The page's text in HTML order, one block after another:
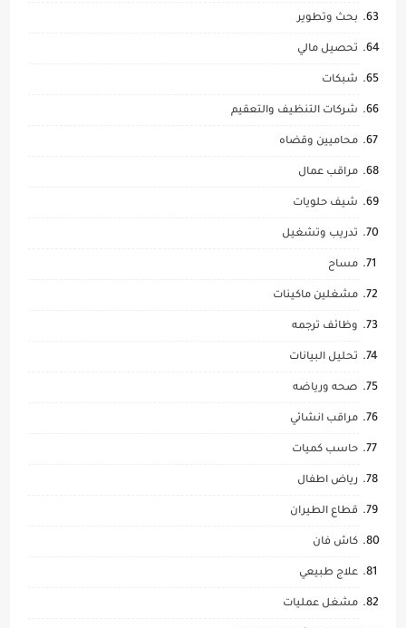
بحث وتطوير
تحصيل مالي
شبكات
شركات التنظيف والتعقيم
محاميين وقضاه
مراقب عمال
شيف حلويات
تدريب وتشغيل
مساح
مشغلين ماكينات
وظائف ترجمه
تحليل البيانات
صحه ورياضه
مراقب انشائي
حاسب كميات
رياض اطفال
قطاع الطيران
كاش فان
علاج طبيعي
مشغل عمليات